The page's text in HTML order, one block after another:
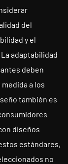
del
y el
adaptabilidad
deben
a los
también es
diseños
estándares,
no